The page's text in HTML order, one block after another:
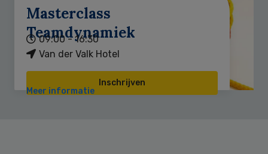
Masterclass
Teamdynamiek
09:00 - 16:30
Van der Valk Hotel
Inschrijven
Meer informatie